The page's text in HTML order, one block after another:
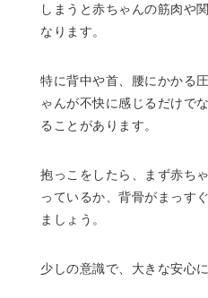
しまうと赤ちゃんの筋肉や
なります。
特に背中や首、腰にかかる
ゃんが不快に感じるだけで
ることがあります。
抱っこをしたら、まず赤ち
っているか、背骨がまっす
ましょう。
少しの意識で、大きな安心